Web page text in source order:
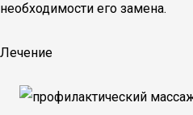
необходимости его замена.
Лечение